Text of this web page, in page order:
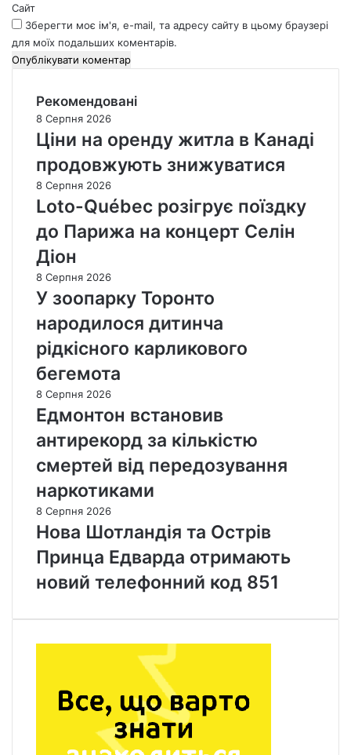
Сайт
Зберегти моє ім'я, e-mail, та адресу сайту в цьому браузері
для моїх подальших коментарів.
Рекомендовані
8 Серпня 2026
Ціни на оренду житла в Канаді
продовжують знижуватися
8 Серпня 2026
Loto-Québec розігрує поїздку
до Парижа на концерт Селін
Діон
8 Серпня 2026
У зоопарку Торонто
народилося дитинча
рідкісного карликового
бегемота
8 Серпня 2026
Едмонтон встановив
антирекорд за кількістю
смертей від передозування
наркотиками
8 Серпня 2026
Нова Шотландія та Острів
Принца Едварда отримають
новий телефонний код 851